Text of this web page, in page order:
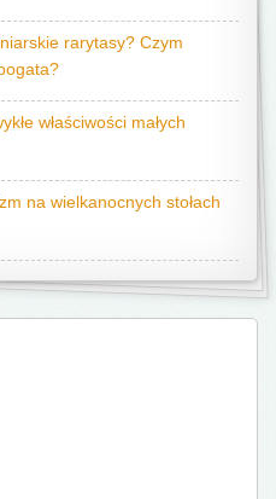
rarytasy? Czym
właściwości małych
na wielkanocnych stołach